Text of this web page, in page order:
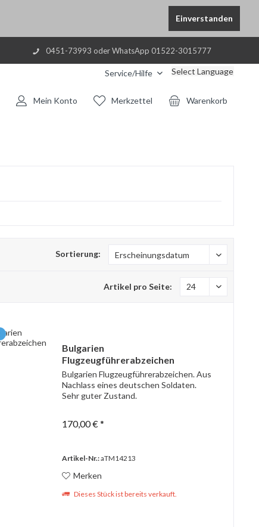
Einverstanden
0451-73993 oder WhatsApp 01522-3015777
Service/Hilfe Select Language
Warenkorb
Merkzettel
Mein Konto
Sortierung:
Artikel pro Seite:
Bulgarien
Flugzeugführerabzeichen
Bulgarien Flugzeugführerabzeichen. Aus
Nachlass eines deutschen Soldaten.
Sehr guter Zustand.
170,00 € *
Artikel-Nr.:aTM14213
Merken
Dieses Stück ist bereits verkauft.